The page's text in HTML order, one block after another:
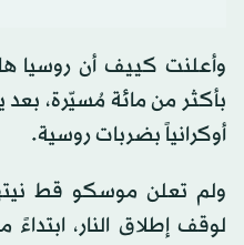
وأعلنت كييف أن روسيا
أوكرانياً بضربات روسية.
ولم تعلن موسكو قط
لوقف إطلاق النار،